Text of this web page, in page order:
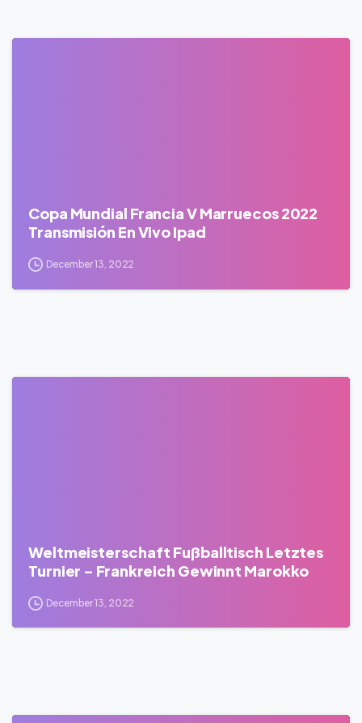
Copa Mundial Francia V Marruecos 2022
Transmisión En Vivo Ipad
December 13, 2022
Weltmeisterschaft Fußballtisch Letztes
Turnier – Frankreich Gewinnt Marokko
December 13, 2022